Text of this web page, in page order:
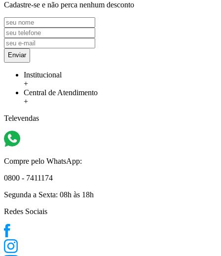
Cadastre-se e não perca nenhum desconto
Enviar
Institucional
+
Central de Atendimento
+
Televendas
Compre pelo WhatsApp:
0800 - 7411174
Segunda a Sexta: 08h às 18h
Redes Sociais